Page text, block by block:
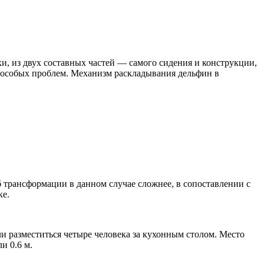
из двух составных частей — самого сидения и конструкции,
проблем. Механизм раскладывания дельфин в
в данном случае сложнее, в сопоставлении с
четыре человека за кухонным столом. Место
0.6 м.